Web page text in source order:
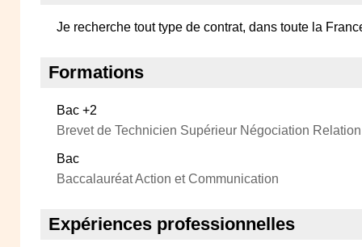
Je recherche tout type de contrat, dans toute la
Formations
Bac +2
Brevet de Technicien Supérieur Négociation
Bac
Baccalauréat Action et Communication
Expériences professionnelles